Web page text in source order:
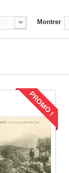
Montrer
PROMO !